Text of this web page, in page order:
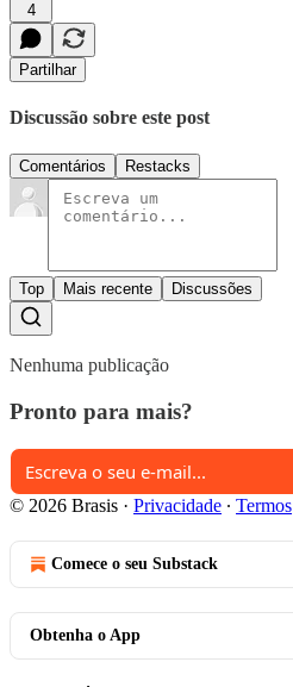
4
Partilhar
Discussão sobre este post
Comentários Restacks
Top Mais recente Discussões
Nenhuma publicação
Pronto para mais?
© 2026 Brasis · Privacidade ∙ Termos
Comece o seu Substack
Obtenha o App